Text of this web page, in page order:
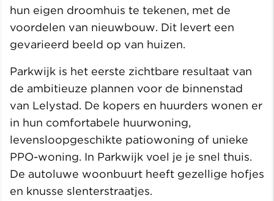
hun eigen droomhuis te tekenen, met de
voordelen van nieuwbouw. Dit levert een
gevarieerd beeld op van huizen.
Parkwijk is het eerste zichtbare resultaat van
de ambitieuze plannen voor de binnenstad
van Lelystad. De kopers en huurders wonen er
in hun comfortabele huurwoning,
levensloopgeschikte patiowoning of unieke
PPO-woning. In Parkwijk voel je je snel thuis.
De autoluwe woonbuurt heeft gezellige hofjes
en knusse slenterstraatjes.